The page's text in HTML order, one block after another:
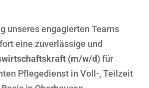
unseres engagierten Teams
eine zuverlässige und
(m/w/d)für
Pflegedienst in Voll-, Teilzeit